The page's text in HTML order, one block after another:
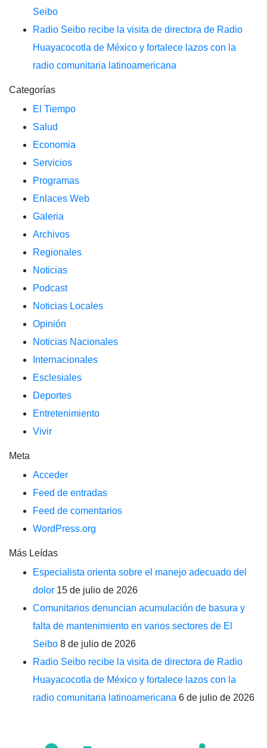
Seibo
Radio Seibo recibe la visita de directora de Radio
Huayacocotla de México y fortalece lazos con la
radio comunitaria latinoamericana
Categorías
El Tiempo
Salud
Economia
Servicios
Programas
Enlaces Web
Galeria
Archivos
Regionales
Noticias
Podcast
Noticias Locales
Opinión
Noticias Nacionales
Internacionales
Esclesiales
Deportes
Entretenimiento
Vivir
Meta
Acceder
Feed de entradas
Feed de comentarios
WordPress.org
Más Leídas
Especialista orienta sobre el manejo adecuado del
dolor 15 de julio de 2026
Comunitarios denuncian acumulación de basura y
falta de mantenimiento en varios sectores de El
Seibo 8 de julio de 2026
Radio Seibo recibe la visita de directora de Radio
Huayacocotla de México y fortalece lazos con la
radio comunitaria latinoamericana 6 de julio de 2026